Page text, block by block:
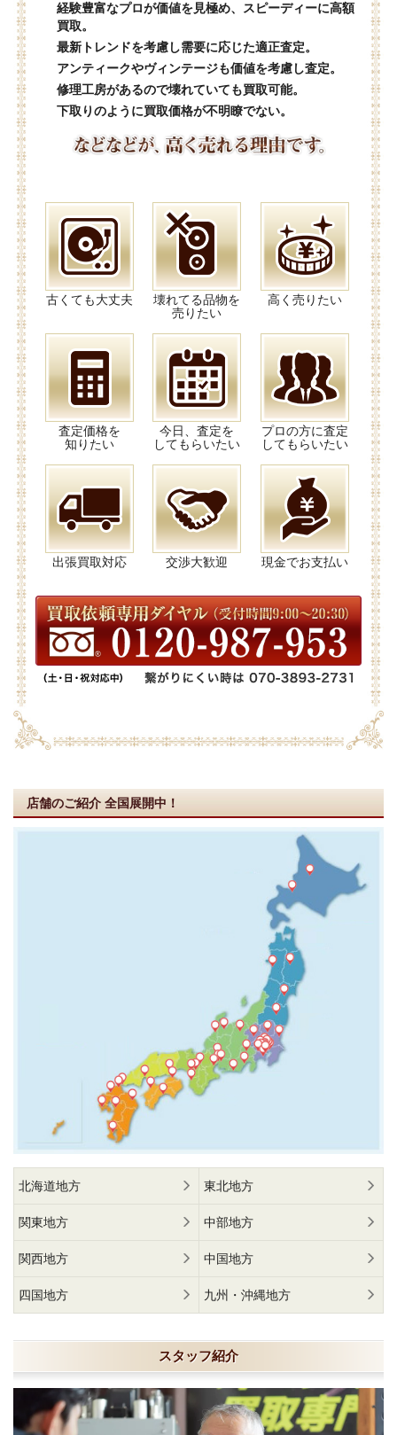
経験豊富なプロが価値を見極め、スピーディーに高額
買取。
最新トレンドを考慮し需要に応じた適正査定。
アンティークやヴィンテージも価値を考慮し査定。
修理工房があるので壊れていても買取可能。
下取りのように買取価格が不明瞭でない。
古くても大丈夫
壊れてる品物を
売りたい
高く売りたい
査定価格を
知りたい
今日、査定を
してもらいたい
プロの方に査定
してもらいたい
出張買取対応 交渉大歓迎 現金でお支払い
店舗のご紹介 全国展開中！
北海道地方 東北地方
関東地方 中部地方
関西地方 中国地方
四国地方 九州・沖縄地方
スタッフ紹介